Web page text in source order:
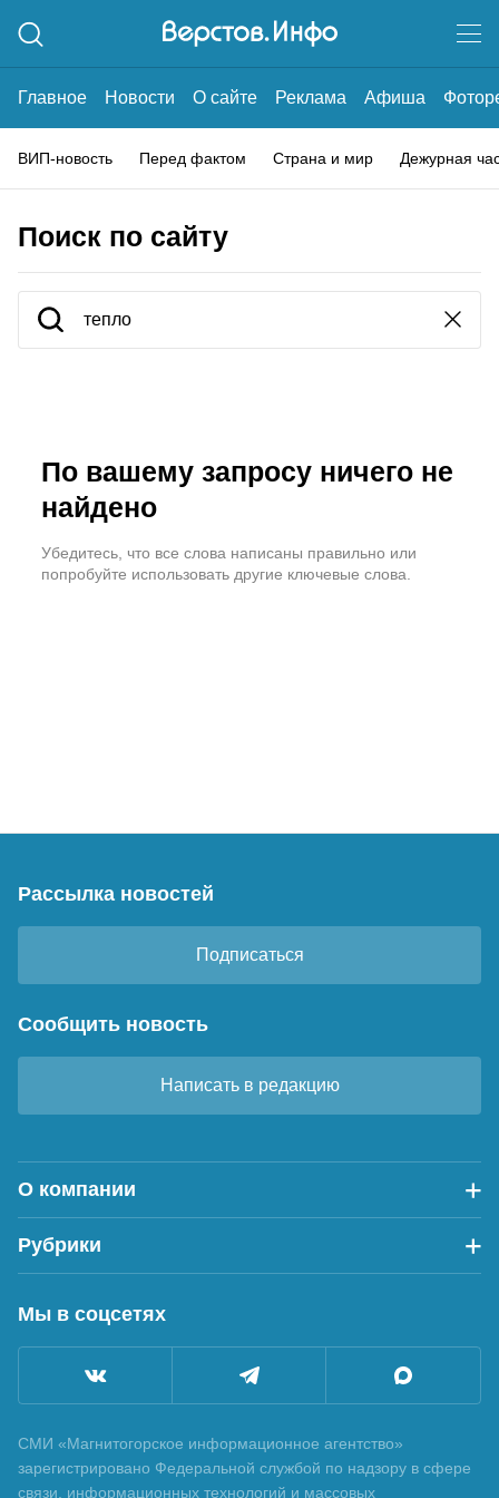
Главное Новости О сайте Реклама Афиша
ВИП-новость Перед фактом Страна и мир Дежурная
Поиск по сайту
По вашему запросу ничего не
найдено
Убедитесь, что все слова написаны правильно или
попробуйте использовать другие ключевые слова.
Рассылка новостей
Подписаться
Сообщить новость
Написать в редакцию
О компании
Рубрики
Мы в соцсетях
СМИ «Магнитогорское информационное агентство»
зарегистрировано Федеральной службой по надзору в сфере
связи, информационных технологий и массовых